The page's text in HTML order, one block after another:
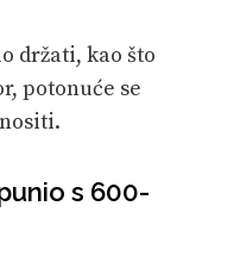
držati, kao što
potonuće se
s 600-